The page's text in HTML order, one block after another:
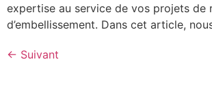
expertise au service de vos projets de
d’embellissement. Dans cet article,
← Suivant